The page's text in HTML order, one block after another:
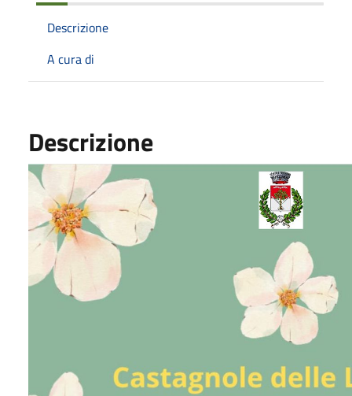
Descrizione
A cura di
Descrizione